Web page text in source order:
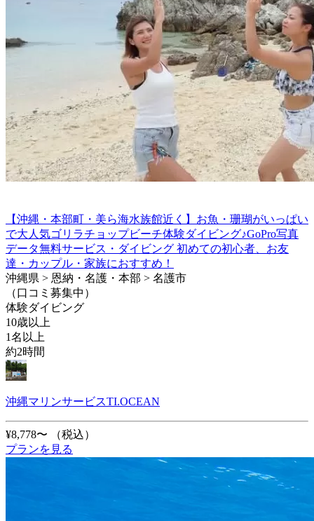
【沖縄・本部町・美ら海水族館近く】お魚・珊瑚がいっぱい
で大人気ゴリラチョップビーチ体験ダイビング♪GoPro写真
データ無料サービス・ダイビング 初めての初心者、お友
達・カップル・家族におすすめ！
沖縄県 > 恩納・名護・本部 > 名護市
（口コミ募集中）
体験ダイビング
10歳以上
1名以上
約2時間
沖縄マリンサービスTI.OCEAN
¥8,778〜
（税込）
プランを見る